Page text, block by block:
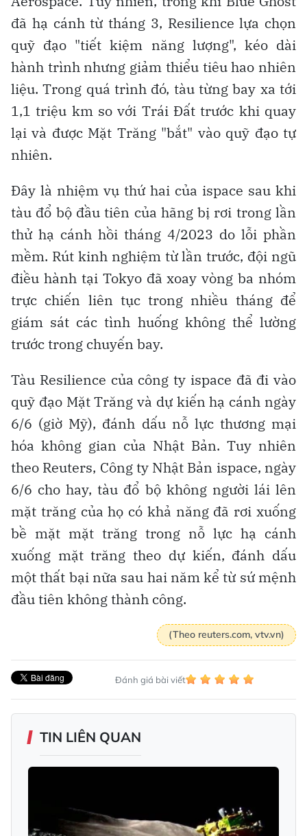
đã hạ cánh từ tháng 3, Resilience lựa chọn
quỹ đạo "tiết kiệm năng lượng", kéo dài
hành trình nhưng giảm thiểu tiêu hao nhiên
liệu. Trong quá trình đó, tàu từng bay xa tới
1,1 triệu km so với Trái Đất trước khi quay
lại và được Mặt Trăng "bắt" vào quỹ đạo tự
nhiên.
Đây là nhiệm vụ thứ hai của ispace sau khi
tàu đổ bộ đầu tiên của hãng bị rơi trong lần
thử hạ cánh hồi tháng 4/2023 do lỗi phần
mềm. Rút kinh nghiệm từ lần trước, đội ngũ
điều hành tại Tokyo đã xoay vòng ba nhóm
trực chiến liên tục trong nhiều tháng để
giám sát các tình huống không thể lường
trước trong chuyến bay.
Tàu Resilience của công ty ispace đã đi vào
quỹ đạo Mặt Trăng và dự kiến hạ cánh ngày
6/6 (giờ Mỹ), đánh dấu nỗ lực thương mại
hóa không gian của Nhật Bản. Tuy nhiên
theo Reuters, Công ty Nhật Bản ispace, ngày
6/6 cho hay, tàu đổ bộ không người lái lên
mặt trăng của họ có khả năng đã rơi xuống
bề mặt mặt trăng trong nỗ lực hạ cánh
xuống mặt trăng theo dự kiến, đánh dấu
một thất bại nữa sau hai năm kể từ sứ mệnh
đầu tiên không thành công.
(Theo reuters.com, vtv.vn)
Đánh giá bài viết
TIN LIÊN QUAN